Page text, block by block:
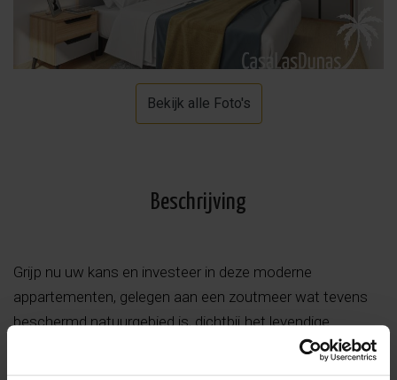
Bekijk alle Foto's
Beschrijving
Grijp nu uw kans en investeer in deze moderne
appartementen, gelegen aan een zoutmeer wat tevens
beschermd natuurgebied is, dichtbij het levendige